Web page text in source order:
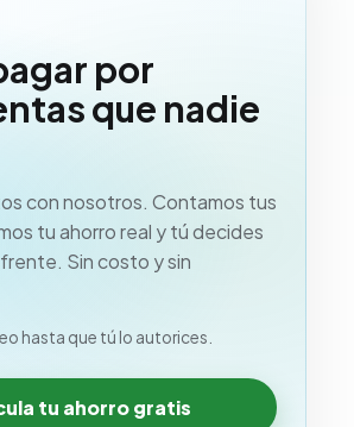
por
que nadie
con nosotros. Contamos tus
tu ahorro real y tú decides
Sin costo y sin
hasta que tú lo autorices.
tu ahorro gratis